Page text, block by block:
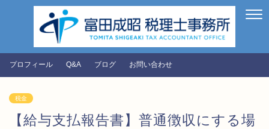
プロフィール Q&A ブログ お問い合わせ
税金
【給与支払報告書】普通徴収にする場